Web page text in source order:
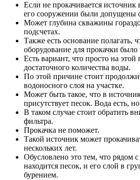
Если не прокачивается источник
его сооружении были допущены
Может глубина скважины
подсчетах.
Также есть основание полагать,
оборудование для прокачки
Есть вариант, что просто на этой
достаточного количества воды.
По этой причине стоит
водоносного слоя на участке.
Может быть такое, что в
присутствует песок. Вода есть, но
В таком случае стоит обратить
фильтра.
Прокачка не поможет.
Такой источник может
нескольких лет.
Обусловлено это тем, что рядом
находится песок, и его слой в
бурением.